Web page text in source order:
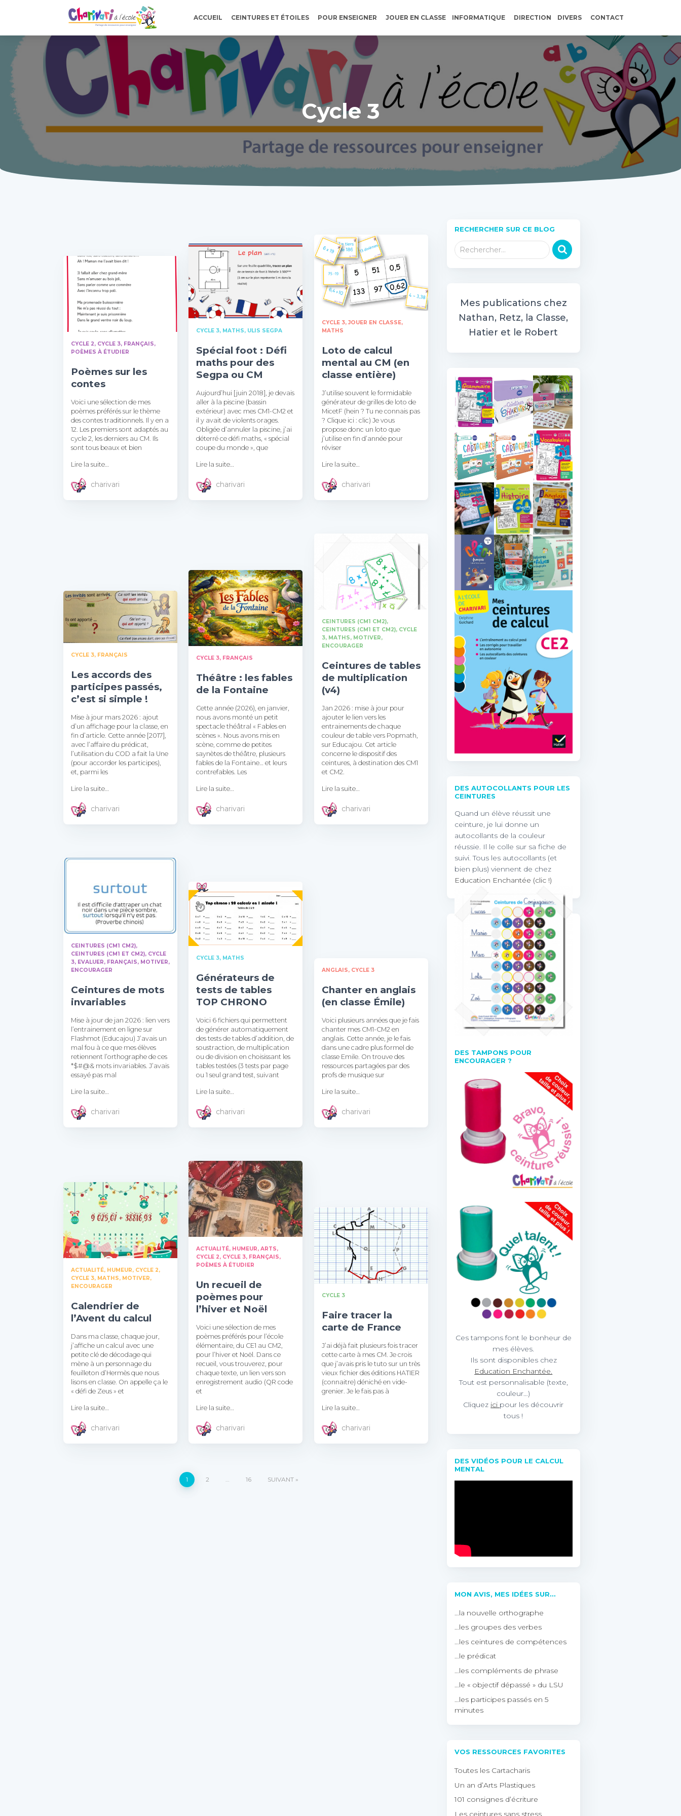
ACCUEIL CEINTURES ET ÉTOILES POUR ENSEIGNER JOUER EN CLASSE INFORMATIQUE DIRECTION DIVERS CONTACT
Cycle 3
CYCLE 2 CYCLE 3 FRANÇAIS
POÈMES À ÉTUDIER
Poèmes sur les
contes
Voici une sélection de mes
poèmes préférés sur le thème
des contes traditionnels. Il y en a
12. Les premiers sont adaptés au
cycle 2, les derniers au CM. Ils
sont tous beaux et bien
Lire la suite…
charivari
CYCLE 3 MATHS ULIS SEGPA
Spécial foot : Défi
maths pour des
Segpa ou CM
Aujourd’hui [juin 2018], je devais
aller à la piscine (bassin
extérieur) avec mes CM1-CM2 et
il y avait de violents orages.
Obligée d’annuler la piscine, j’ai
déterré ce défi maths, « spécial
coupe du monde », que
Lire la suite…
charivari
CYCLE 3 JOUER EN CLASSE
MATHS
Loto de calcul
mental au CM (en
classe entière)
J’utilise souvent le formidable
générateur de grilles de loto de
MicetF (hein ? Tu ne connais pas
? Clique ici : clic) Je vous
propose donc un loto que
j’utilise en fin d’année pour
réviser
Lire la suite…
charivari
CYCLE 3 FRANÇAIS
Les accords des
participes passés,
c’est si simple !
Mise à jour mars 2026 : ajout
d’un affichage pour la classe, en
fin d’article. Cette année [2017],
avec l’affaire du prédicat,
l’utilisation du COD a fait la Une
(pour accorder les participes),
et, parmi les
Lire la suite…
charivari
CYCLE 3 FRANÇAIS
Théâtre : les fables
de la Fontaine
Cette année (2026), en janvier,
nous avons monté un petit
spectacle théâtral « Fables en
scènes ». Nous avons mis en
scène, comme de petites
saynètes de théâtre, plusieurs
fables de la Fontaine… et leurs
contrefables. Les
Lire la suite…
charivari
CEINTURES (CM1 CM2)
CEINTURES (CM1 ET CM2) CYCLE
3 MATHS
MOTIVER,
ENCOURAGER
Ceintures de tables
de multiplication
(v4)
Jan 2026 : mise à jour pour
ajouter le lien vers les
entrainements de chaque
couleur de table vers Popmath,
sur Educajou. Cet article
concerne le dispositif des
ceintures, à destination des CM1
et CM2.
Lire la suite…
charivari
CEINTURES (CM1 CM2)
CEINTURES (CM1 ET CM2) CYCLE
3 EVALUER FRANÇAIS
MOTIVER,
ENCOURAGER
Ceintures de mots
invariables
Mise à jour de jan 2026 : lien vers
l’entrainement en ligne sur
Flashmot (Educajou) J’avais un
mal fou à ce que mes élèves
retiennent l’orthographe de ces
*$#@& mots invariables. J’avais
essayé pas mal
Lire la suite…
charivari
CYCLE 3 MATHS
Générateurs de
tests de tables
TOP CHRONO
Voici 6 fichiers qui permettent
de générer automatiquement
des tests de tables d’addition, de
soustraction, de multiplication
ou de division en choisissant les
tables testées (3 tests par page
ou 1 seul grand test, suivant
Lire la suite…
charivari
ANGLAIS CYCLE 3
Chanter en anglais
(en classe Émile)
Voici plusieurs années que je fais
chanter mes CM1-CM2 en
anglais. Cette année, je le fais
dans une cadre plus formel de
classe Emile. On trouve des
ressources partagées par des
profs de musique sur
Lire la suite…
charivari
ACTUALITÉ, HUMEUR
CYCLE 2
CYCLE 3 MATHS
MOTIVER,
ENCOURAGER
Calendrier de
l’Avent du calcul
Dans ma classe, chaque jour,
j’affiche un calcul avec une
petite clé de décodage qui
mène à un personnage du
feuilleton d’Hermès que nous
lisons en classe. On appelle ça le
« défi de Zeus » et
Lire la suite…
charivari
ACTUALITÉ, HUMEUR ARTS
CYCLE 2
CYCLE 3 FRANÇAIS
POÈMES À ÉTUDIER
Un recueil de
poèmes pour
l’hiver et Noël
Voici une sélection de mes
poèmes préférés pour l’école
élémentaire, du CE1 au CM2,
pour l’hiver et Noël. Dans ce
recueil, vous trouverez, pour
chaque texte, un lien vers son
enregistrement audio (QR code
et
Lire la suite…
charivari
CYCLE 3
Faire tracer la
carte de France
J’ai déjà fait plusieurs fois tracer
cette carte à mes CM. Je crois
que j’avais pris le tuto sur un très
vieux fichier des éditions HATIER
(connaitre) déniché en vide-
grenier. Je le fais pas à
Lire la suite…
charivari
1 2 … 16 SUIVANT
RECHERCHER SUR CE BLOG
R Rechercher…
Mes publications chez
Nathan, Retz, la Classe,
Hatier et le Robert
DES AUTOCOLLANTS POUR LES
CEINTURES
Quand un élève réussit une
ceinture, je lui donne un
autocollants de la couleur
réussie. Il le colle sur sa fiche de
suivi. Tous les autocollants (et
bien plus) viennent de chez
Education Enchantée (clic !)
DES TAMPONS POUR
ENCOURAGER ?
Ces tampons font le bonheur de
mes élèves.
Ils sont disponibles chez
Education Enchantée.
Tout est personnalisable (texte,
couleur…)
Cliquez ici pour les découvrir
tous !
DES VIDÉOS POUR LE CALCUL
MENTAL
MON AVIS, MES IDÉES SUR…
…la nouvelle orthographe
…les groupes des verbes
…les ceintures de compétences
…le prédicat
…les compléments de phrase
…le « objectif dépassé » du LSU
…les participes passés en 5
minutes
VOS RESSOURCES FAVORITES
Toutes les Cartacharis
Un an d’Arts Plastiques
101 consignes d’écriture
Les ceintures sans stress